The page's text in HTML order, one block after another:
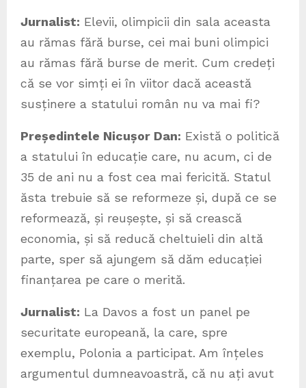
Jurnalist: Elevii, olimpicii din sala aceasta
au rămas fără burse, cei mai buni olimpici
au rămas fără burse de merit. Cum credeți
că se vor simți ei în viitor dacă această
susținere a statului român nu va mai fi?
Președintele Nicușor Dan: Există o politică
a statului în educație care, nu acum, ci de
35 de ani nu a fost cea mai fericită. Statul
ăsta trebuie să se reformeze și, după ce se
reformează, și reușește, și să crească
economia, și să reducă cheltuieli din altă
parte, sper să ajungem să dăm educației
finanțarea pe care o merită.
Jurnalist: La Davos a fost un panel pe
securitate europeană, la care, spre
exemplu, Polonia a participat. Am înțeles
argumentul dumneavoastră, că nu ați avut